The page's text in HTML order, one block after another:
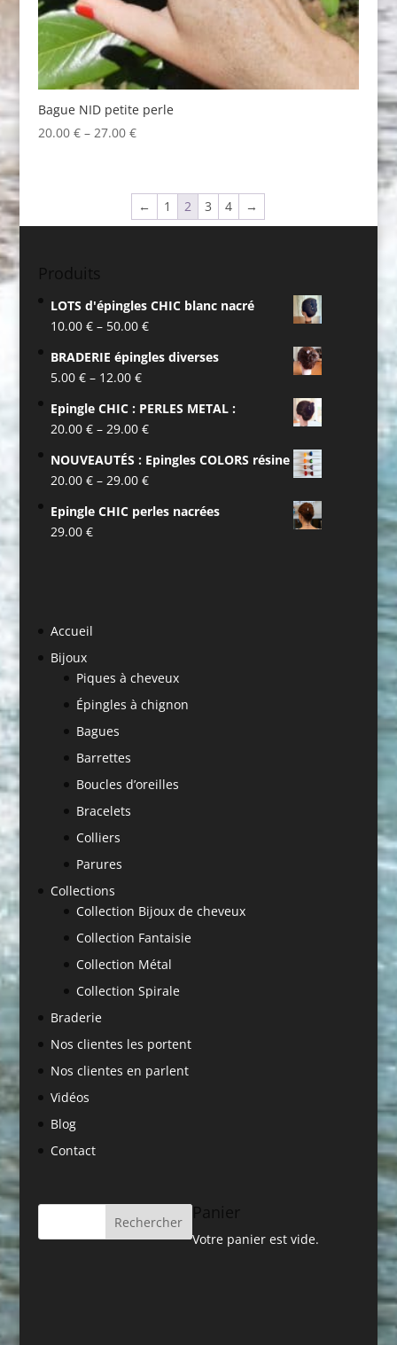
Bague NID petite perle
20.00 €– 27.00 €
← 1 2 3 4 →
Produits
LOTS d'épingles CHIC blanc nacré
10.00 €– 50.00 €
BRADERIE épingles diverses
5.00 €– 12.00 €
Epingle CHIC : PERLES METAL :
20.00 €– 29.00 €
NOUVEAUTÉS : Epingles COLORS résine
20.00 €– 29.00 €
Epingle CHIC perles nacrées
29.00 €
Accueil
Bijoux
Piques à cheveux
Épingles à chignon
Bagues
Barrettes
Boucles d’oreilles
Bracelets
Colliers
Parures
Collections
Collection Bijoux de cheveux
Collection Fantaisie
Collection Métal
Collection Spirale
Braderie
Nos clientes les portent
Nos clientes en parlent
Vidéos
Blog
Contact
Panier
Votre panier est vide.